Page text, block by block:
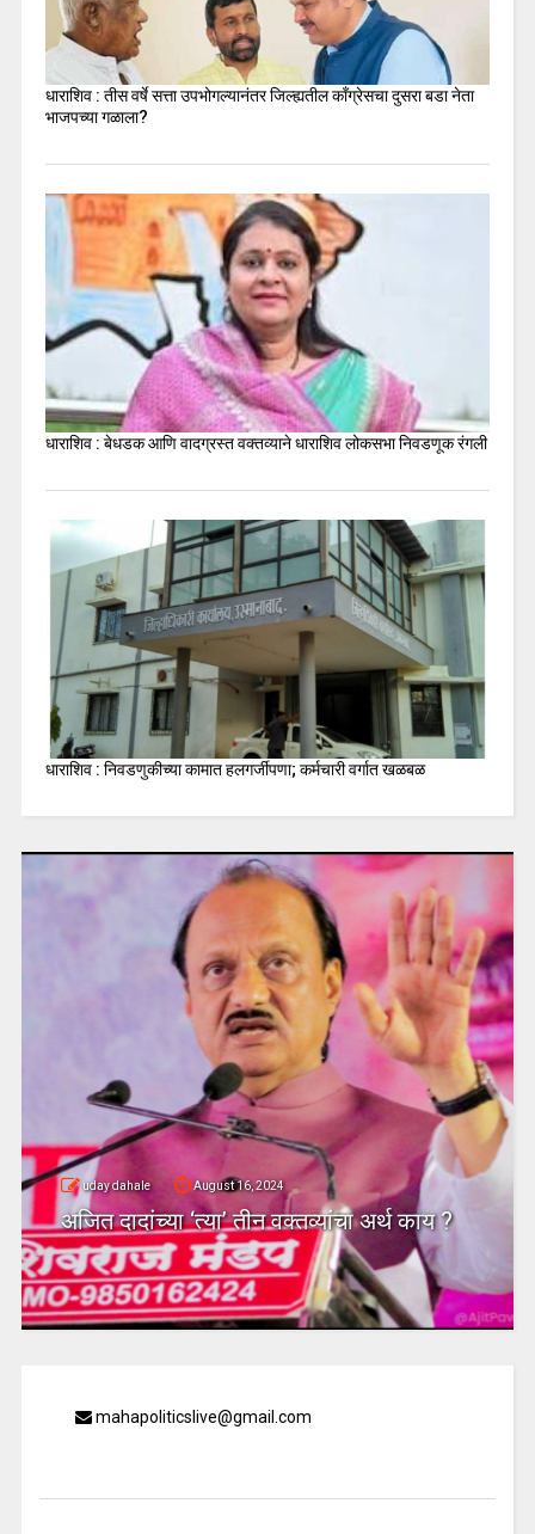
धाराशिव : तीस वर्षे सत्ता उपभोगल्यानंतर जिल्ह्यतील कॉंग्रेसचा दुसरा बडा नेता
भाजपच्या गळाला?
धाराशिव : बेधडक आणि वादग्रस्त वक्तव्याने धाराशिव लोकसभा निवडणूक रंगली
धाराशिव : निवडणुकीच्या कामात हलगर्जीपणा; कर्मचारी वर्गात खळबळ
uday dahale August 16, 2024
अजित दादांच्या ‘त्या’ तीन वक्तव्यांचा अर्थ काय ?
mahapoliticslive@gmail.com